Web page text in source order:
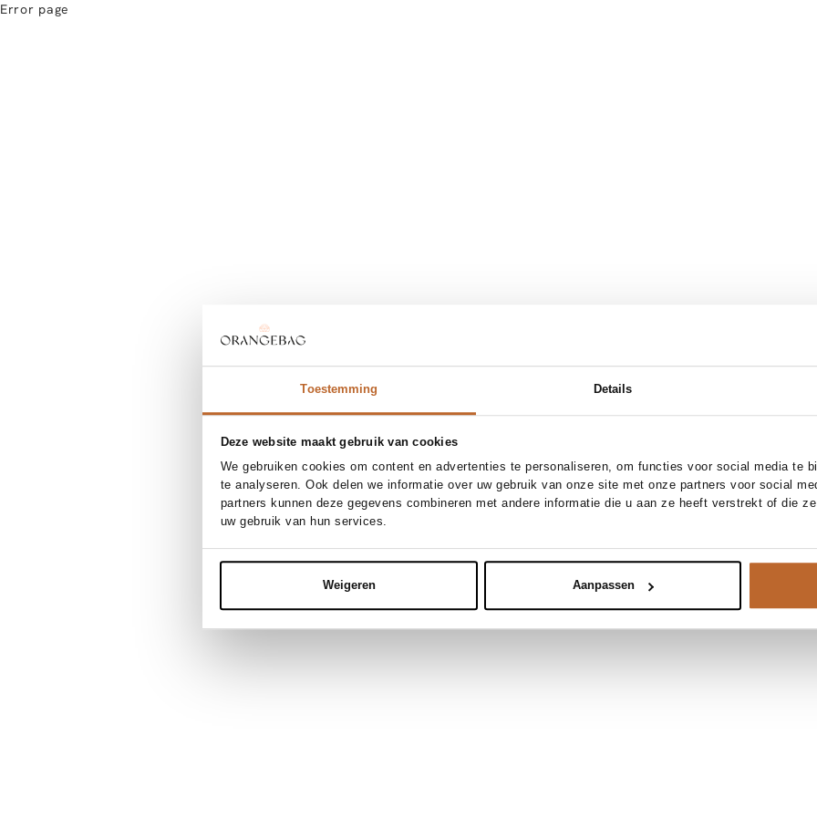
Toestemming Details
Deze website maakt gebruik van cookies
We gebruiken cookies om content en advertenties te personaliseren, om functies voor social media te
te analyseren. Ook delen we informatie over uw gebruik van onze site met onze partners voor social
partners kunnen deze gegevens combineren met andere informatie die u aan ze heeft verstrekt of die
uw gebruik van hun services.
Weigeren Aanpassen
Error page